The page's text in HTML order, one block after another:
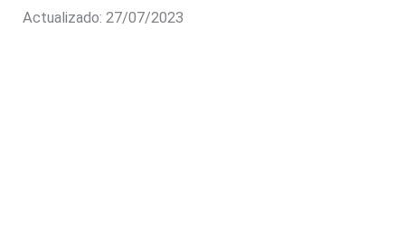
Actualizado: 27/07/2023